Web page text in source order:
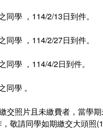
學 ，114/2/13日到件。
學 ，114/2/27日到件。
學 ，114/4/2日到件。
學 。
照片且未繳費者，當學期
敬請同學如期繳交大頭照